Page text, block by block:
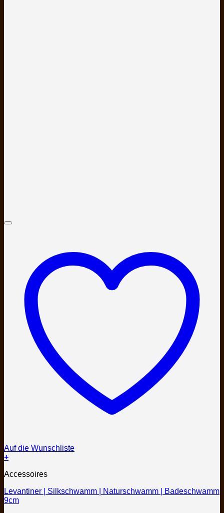
Auf die Wunschliste
+
Accessoires
Levantiner | Silkschwamm | Naturschwamm | Badeschwamm
9cm